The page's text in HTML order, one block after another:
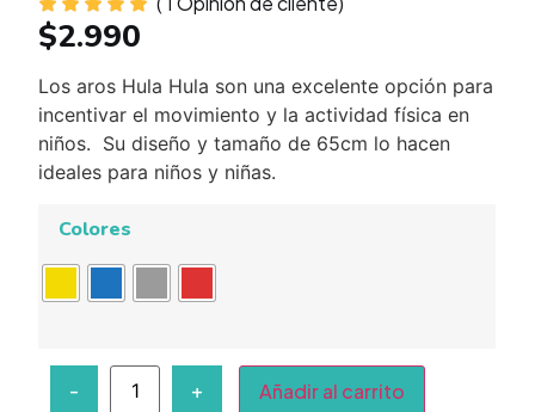
$2.990
Los aros Hula Hula son una excelente opción para
incentivar el movimiento y la actividad física en
niños. Su diseño y tamaño de 65cm lo hacen
ideales para niños y niñas.
Colores
- + Añadir al carrito